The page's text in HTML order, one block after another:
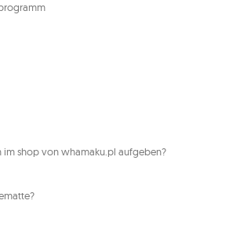
im shop von whamaku.pl aufgeben?